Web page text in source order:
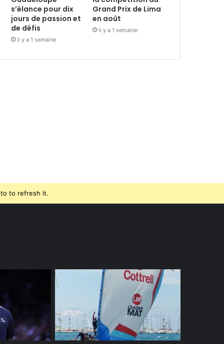
s’élance pour dix
jours de passion et
de défis
il y a 1 semaine
Grand Prix de Lima
en août
il y a 1 semaine
to to refresh it.